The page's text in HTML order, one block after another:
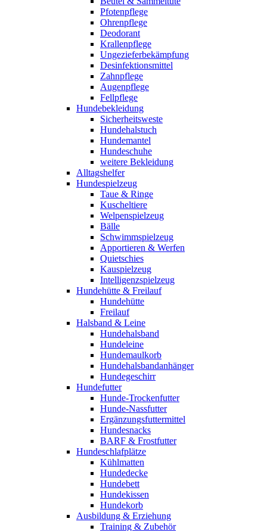
Pfotenpflege
Ohrenpflege
Deodorant
Krallenpflege
Ungezieferbekämpfung
Desinfektionsmittel
Zahnpflege
Augenpflege
Fellpflege
Hundebekleidung
Sicherheitsweste
Hundehalstuch
Hundemantel
Hundeschuhe
weitere Bekleidung
Alltagshelfer
Hundespielzeug
Taue & Ringe
Kuscheltiere
Welpenspielzeug
Bälle
Schwimmspielzeug
Apportieren & Werfen
Quietschies
Kauspielzeug
Intelligenzspielzeug
Hundehütte & Freilauf
Hundehütte
Freilauf
Halsband & Leine
Hundehalsband
Hundeleine
Hundemaulkorb
Hundehalsbandanhänger
Hundegeschirr
Hundefutter
Hunde-Trockenfutter
Hunde-Nassfutter
Ergänzungsfuttermittel
Hundesnacks
BARF & Frostfutter
Hundeschlafplätze
Kühlmatten
Hundedecke
Hundebett
Hundekissen
Hundekorb
Ausbildung & Erziehung
Training & Zubehör